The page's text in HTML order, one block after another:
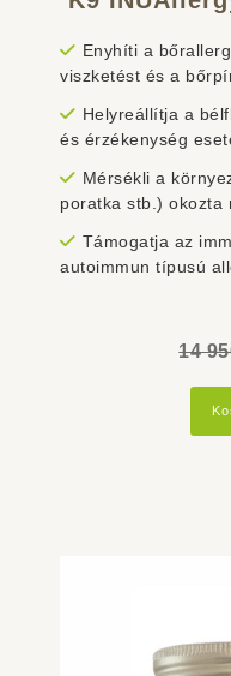
Enyhíti a
viszketést és a
Helyreállítja a
és érzékenység
Mérsékli a
poratka stb.) okozta
Támogatja az
autoimmun típusú
14